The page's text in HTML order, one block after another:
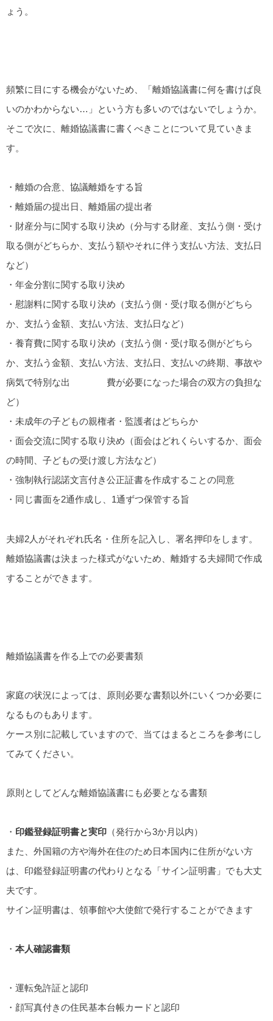
ょう。
頻繁に目にする機会がないため、「離婚協議書に何を書けば良
いのかわからない…」という方も多いのではないでしょうか。
そこで次に、離婚協議書に書くべきことについて見ていきま
す。
・離婚の合意、協議離婚をする旨
・離婚届の提出日、離婚届の提出者
・財産分与に関する取り決め（分与する財産、支払う側・受け
取る側がどちらか、支払う額やそれに伴う支払い方法、支払日
など）
・年金分割に関する取り決め
・慰謝料に関する取り決め（支払う側・受け取る側がどちら
か、支払う金額、支払い方法、支払日など）
・養育費に関する取り決め（支払う側・受け取る側がどちら
か、支払う金額、支払い方法、支払日、支払いの終期、事故や
病気で特別な出 費が必要になった場合の双方の負担な
ど）
・未成年の子どもの親権者・監護者はどちらか
・面会交流に関する取り決め（面会はどれくらいするか、面会
の時間、子どもの受け渡し方法など）
・強制執行認諾文言付き公正証書を作成することの同意
・同じ書面を2通作成し、1通ずつ保管する旨
夫婦2人がそれぞれ氏名・住所を記入し、署名押印をします。
離婚協議書は決まった様式がないため、離婚する夫婦間で作成
することができます。
離婚協議書を作る上での必要書類
家庭の状況によっては、原則必要な書類以外にいくつか必要に
なるものもあります。
ケース別に記載していますので、当てはまるところを参考にし
てみてください。
原則としてどんな離婚協議書にも必要となる書類
・ 印鑑登録証明書と実印 （発行から3か月以内）
また、外国籍の方や海外在住のため日本国内に住所がない方
は、印鑑登録証明書の代わりとなる「サイン証明書」でも大丈
夫です。
サイン証明書は、領事館や大使館で発行することができます
・ 本人確認書類
・運転免許証と認印
・顔写真付きの住民基本台帳カードと認印